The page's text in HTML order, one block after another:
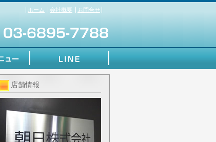
ホーム 会社概要 お問合せ
店舗情報